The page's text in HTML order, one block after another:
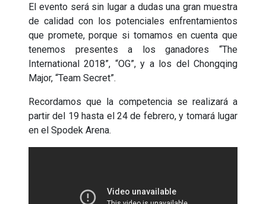
El evento será sin lugar a dudas una gran muestra
de calidad con los potenciales enfrentamientos
que promete, porque si tomamos en cuenta que
tenemos presentes a los ganadores “The
International 2018”, “OG”, y a los del Chongqing
Major, “Team Secret”.
Recordamos que la competencia se realizará a
partir del 19 hasta el 24 de febrero, y tomará lugar
en el Spodek Arena.